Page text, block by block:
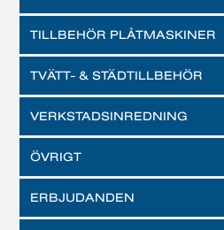
TILLBEHÖR PLÅTMASKINER
TVÄTT- & STÄDTILLBEHÖR
VERKSTADSINREDNING
ÖVRIGT
ERBJUDANDEN